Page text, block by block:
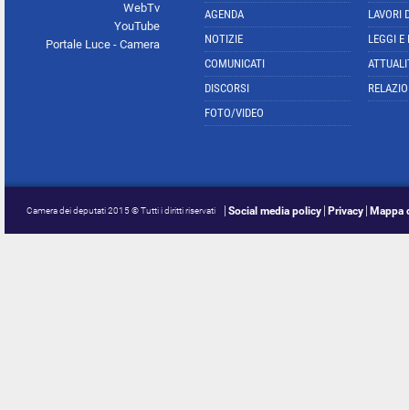
WebTv
YouTube
Portale Luce - Camera
AGENDA
NOTIZIE
COMUNICATI
DISCORSI
FOTO/VIDEO
LAVORI
LEGGI E
Camera dei deputati 2015 © Tutti i diritti riservati Social media policy Privacy Mappa